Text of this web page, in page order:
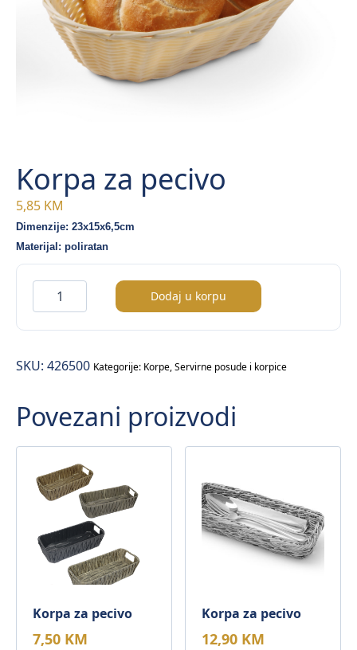
Korpa za pecivo
5,85 KM
Dimenzije: 23x15x6,5cm
Materijal: poliratan
Korpa
za
pecivo
Dodaj u korpu
SKU: 426500 Kategorije: Korpe,Servirne posude i korpice
Povezani proizvodi
Korpa za pecivo
7,50 KM
Korpa za pecivo
12,90 KM